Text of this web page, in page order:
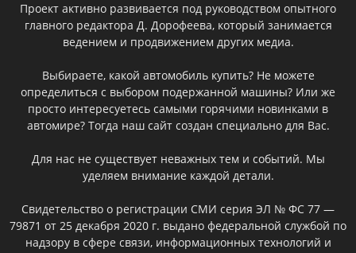
Проект активно развивается под руководством опытного
главного редактора Д. Дорофеева, который занимается
ведением и продвижением других медиа.
Выбираете, какой автомобиль купить? Не можете
определиться с выбором подержанной машины? Или же
просто интересуетесь самыми горячими новинками в
автомире? Тогда наш сайт создан специально для Вас.
Для нас не существует неважных тем и событий. Мы
уделяем внимание каждой детали.
Свидетельство о регистрации СМИ серия ЭЛ № ФС 77 —
79871 от 25 декабря 2020 г. выдано федеральной службой по
надзору в сфере связи, информационных технологий и